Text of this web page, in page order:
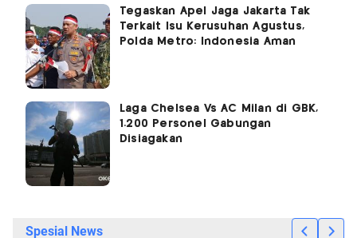
Tegaskan Apel Jaga Jakarta Tak
Terkait Isu Kerusuhan Agustus,
Polda Metro: Indonesia Aman
Laga Chelsea Vs AC Milan di GBK,
1.200 Personel Gabungan
Disiagakan